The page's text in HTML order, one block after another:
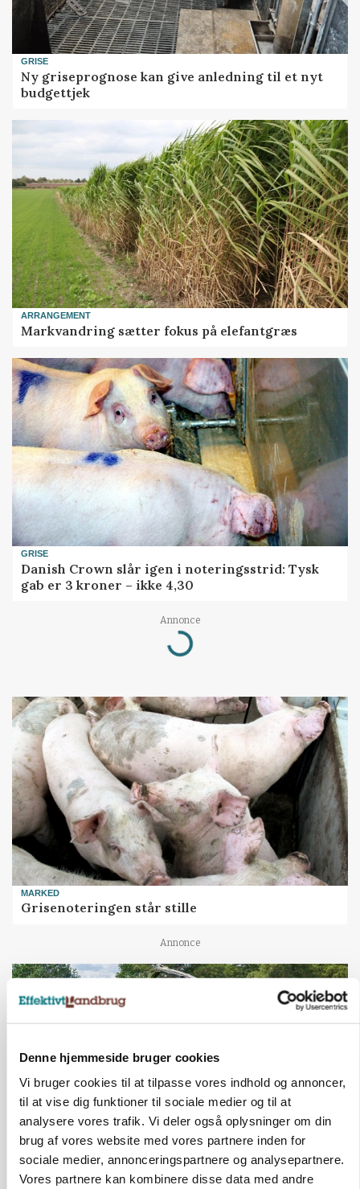
Denne hjemmeside bruger cookies
Vi bruger cookies til at tilpasse vores indhold og annoncer,
til at vise dig funktioner til sociale medier og til at
analysere vores trafik. Vi deler også oplysninger om din
brug af vores website med vores partnere inden for
sociale medier, annonceringspartnere og analysepartnere.
Vores partnere kan kombinere disse data med andre
GRISE
Ny griseprognose kan give anledning til et nyt
budgettjek
ARRANGEMENT
Markvandring sætter fokus på elefantgræs
GRISE
Danish Crown slår igen i noteringsstrid: Tysk
gab er 3 kroner – ikke 4,30
Annonce
Loading...
MARKED
Grisenoteringen står stille
Annonce
MASKINER
Krone åbner XDisc for John Deere og New